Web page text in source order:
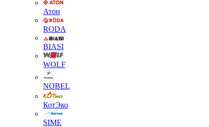
Атон
RODA
BIASI
WOLF
NOBEL
КотЭко
SIME